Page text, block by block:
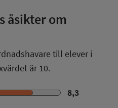
åsikter om
till elever i
är 10.
8,3